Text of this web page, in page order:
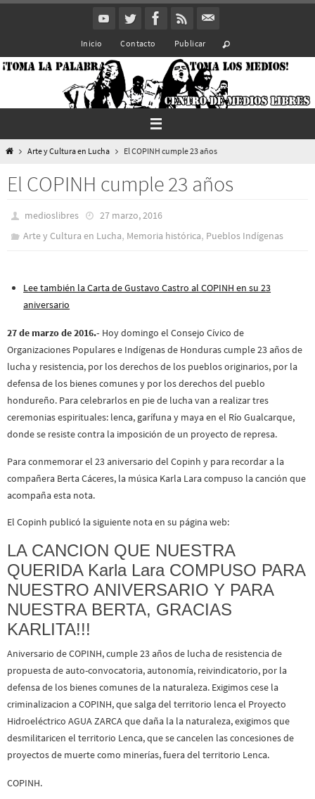
Inicio Contacto Publicar
InicioArte y Cultura en Lucha El COPINH cumple 23 años
El COPINH cumple 23 años
medioslibres
27 marzo, 2016
Arte y Cultura en Lucha, Memoria histórica, Pueblos Indí­genas
Lee también la Carta de Gustavo Castro al COPINH en su 23
aniversario
27 de marzo de 2016.- Hoy domingo el Consejo Cívico de
Organizaciones Populares e Indígenas de Honduras cumple 23 años de
lucha y resistencia, por los derechos de los pueblos originarios, por la
defensa de los bienes comunes y por los derechos del pueblo
hondureño. Para celebrarlos en pie de lucha van a realizar tres
ceremonias espirituales: lenca, garífuna y maya en el Río Gualcarque,
donde se resiste contra la imposición de un proyecto de represa.
Para conmemorar el 23 aniversario del Copinh y para recordar a la
compañera Berta Cáceres, la música Karla Lara compuso la canción que
acompaña esta nota.
El Copinh publicó la siguiente nota en su página web:
LA CANCION QUE NUESTRA
QUERIDA Karla Lara COMPUSO PARA
NUESTRO ANIVERSARIO Y PARA
NUESTRA BERTA, GRACIAS
KARLITA!!!
Aniversario de COPINH, cumple 23 años de lucha de resistencia de
propuesta de auto-convocatoria, autonomía, reivindicatorio, por la
defensa de los bienes comunes de la naturaleza. Exigimos cese la
criminalizacion a COPINH, que salga del territorio lenca el Proyecto
Hidroeléctrico AGUA ZARCA que daña la la naturaleza, exigimos que
desmilitaricen el territorio Lenca, que se cancelen las concesiones de
proyectos de muerte como minerías, fuera del territorio Lenca.
COPINH.